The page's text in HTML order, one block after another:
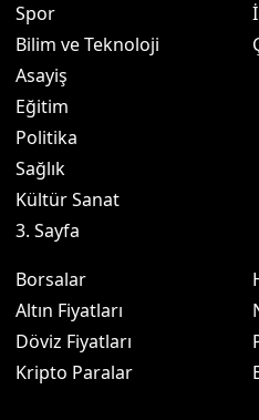
Spor
Bilim ve Teknoloji
Asayiş
Eğitim
Politika
Sağlık
Kültür Sanat
3. Sayfa
Borsalar
Altın Fiyatları
Döviz Fiyatları
Kripto Paralar